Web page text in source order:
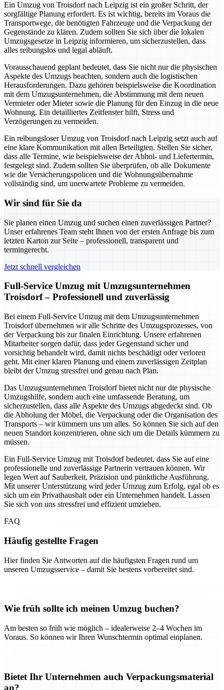
Ein Umzug von Troisdorf nach Leipzig ist ein großer Schritt, der
sorgfältige Planung erfordert. Es ist wichtig, bereits im Voraus die
Transportwege, die benötigten Fahrzeuge und die Verpackung der
Gegenstände zu klären. Zudem sollten Sie sich über die lokalen
Umzugsgesetze in Leipzig informieren, um sicherzustellen, dass
alles reibungslos und legal abläuft.
Vorausschauend geplant bedeutet, dass Sie nicht nur die physischen
Aspekte des Umzugs beachten, sondern auch die logistischen
Herausforderungen. Dazu gehören beispielsweise die Koordination
mit dem Umzugsunternehmen, die Abstimmung mit dem neuen
Vermieter oder Mieter sowie die Planung für den Einzug in die neue
Wohnung. Ein detailliertes Zeitfenster hilft, Stress und
Verzögerungen zu vermeiden.
Ein reibungsloser Umzug von Troisdorf nach Leipzig setzt auch auf
eine klare Kommunikation mit allen Beteiligten. Stellen Sie sicher,
dass alle Termine, wie beispielsweise der Abhol- und Liefertermin,
festgelegt sind. Zudem sollten Sie überprüfen, ob alle Dokumente
wie die Versicherungspolicen und die Wohnungsübernahme
vollständig sind, um unerwartete Probleme zu vermeiden.
Wir sind für Sie da
Sie planen einen Umzug und suchen einen zuverlässigen Partner?
Unser erfahrenes Team steht Ihnen von der ersten Anfrage bis zum
letzten Karton zur Seite – professionell, transparent und
termingerecht.
Jetzt schnell vergleichen
Full-Service Umzug mit Umzugsunternehmen
Troisdorf – Professionell und zuverlässig
Bei einem Full-Service Umzug mit dem Umzugsunternehmen
Troisdorf übernehmen wir alle Schritte des Umzugsprozesses, von
der Verpackung bis zur finalen Einrichtung. Unsere erfahrenen
Mitarbeiter sorgen dafür, dass jeder Gegenstand sicher und
vorsichtig behandelt wird, damit nichts beschädigt oder verloren
geht. Mit einer klaren Planung und einem zuverlässigen Zeitplan
bleibt der Umzug stressfrei und genau nach Plan.
Das Umzugsunternehmen Troisdorf bietet nicht nur die physische
Umzugshilfe, sondern auch eine umfassende Beratung, um
sicherzustellen, dass alle Aspekte des Umzugs abgedeckt sind. Ob
die Abholung der Möbel, die Verpackung oder die Organisation des
Transports – wir kümmern uns um alles. So können Sie sich auf den
neuen Standort konzentrieren, ohne sich um die Details kümmern zu
müssen.
Ein Full-Service Umzug mit Troisdorf bedeutet, dass Sie auf eine
professionelle und zuverlässige Partnerin vertrauen können. Wir
legen Wert auf Sauberkeit, Präzision und pünktliche Ausführung.
Mit unserer Unterstützung wird jeder Umzug zum Erfolg, egal ob es
sich um ein Privathaushalt oder ein Unternehmen handelt. Lassen
Sie sich von uns stressfrei und effizient umziehen.
FAQ
Häufig gestellte Fragen
Hier finden Sie Antworten auf die häufigsten Fragen rund um
unseren Umzugsservice – damit Sie bestens vorbereitet sind.
Wie früh sollte ich meinen Umzug buchen?
Am besten so früh wie möglich – idealerweise 2–4 Wochen im
Voraus. So können wir Ihren Wunschtermin optimal einplanen.
Bietet Ihr Unternehmen auch Verpackungsmaterial
an?